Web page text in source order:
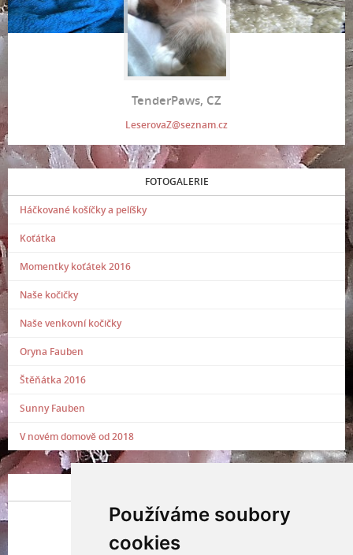
Používáme soubory
cookies
TenderPaws, CZ
LeserovaZ@seznam.cz
FOTOGALERIE
Háčkované košíčky a pelíšky
Koťátka
Momentky koťátek 2016
Naše kočičky
Naše venkovní kočičky
Oryna Fauben
Štěňátka 2016
Sunny Fauben
V novém domově od 2018